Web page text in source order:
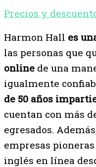
Precios y
Harmon Hall es
las personas que
online de una
igualmente
de 50 años
cuentan con más
egresados.
empresas
inglés en línea